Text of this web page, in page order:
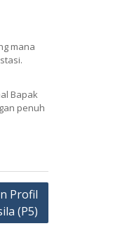
mana
Bapak
penuh
Profil
(P5)